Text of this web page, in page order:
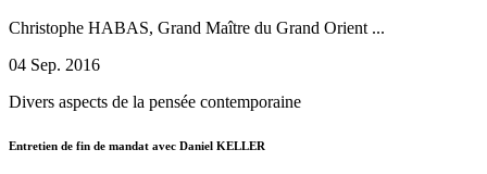
Christophe HABAS, Grand Maître du Grand Orient ...
04 Sep. 2016
Divers aspects de la pensée contemporaine
Entretien de fin de mandat avec Daniel KELLER